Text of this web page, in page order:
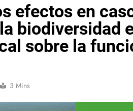
efectos en
biodiversidad
sobre la
3 Mins